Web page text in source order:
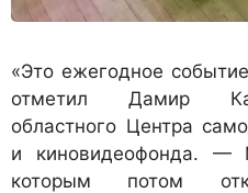
«Это ежегодное
отметил Дамир
областного Центра
и киновидеофонда. —
которым потом